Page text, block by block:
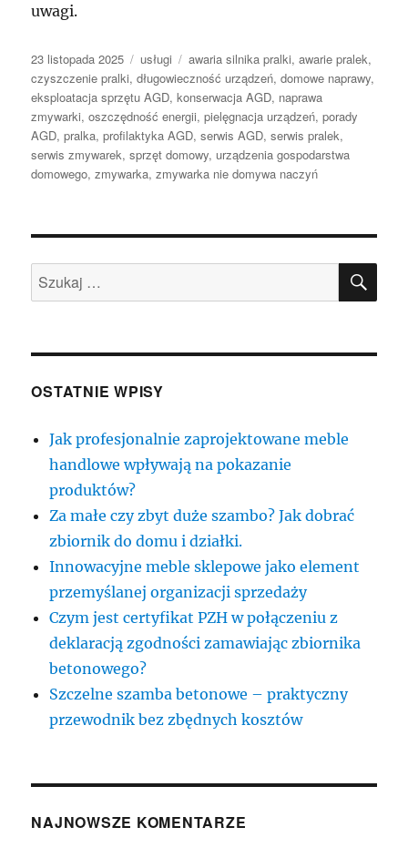
uwagi.
Data
publikacji
23 listopada 2025 Kategorie
usługi Tagi
awaria silnika pralki,awarie pralek,
czyszczenie pralki,długowieczność urządzeń,domowe naprawy,
eksploatacja sprzętu AGD,konserwacja AGD, naprawa
zmywarki,oszczędność energii,pielęgnacja urządzeń,porady
AGD,pralka,profilaktyka AGD,serwis AGD,serwis pralek,
serwis zmywarek,sprzęt domowy, urządzenia gospodarstwa
domowego,zmywarka,zmywarka nie domywa naczyń
Szukaj:
OSTATNIE WPISY
Jak profesjonalnie zaprojektowane meble
handlowe wpływają na pokazanie
produktów?
Za małe czy zbyt duże szambo? Jak dobrać
zbiornik do domu i działki.
Innowacyjne meble sklepowe jako element
przemyślanej organizacji sprzedaży
Czym jest certyfikat PZH w połączeniu z
deklaracją zgodności zamawiając zbiornika
betonowego?
Szczelne szamba betonowe – praktyczny
przewodnik bez zbędnych kosztów
NAJNOWSZE KOMENTARZE